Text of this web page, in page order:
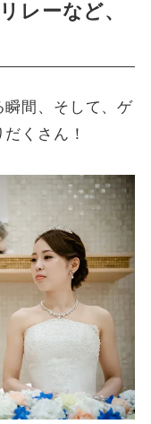
レーなど、
瞬間、そして、ゲ
くさん！